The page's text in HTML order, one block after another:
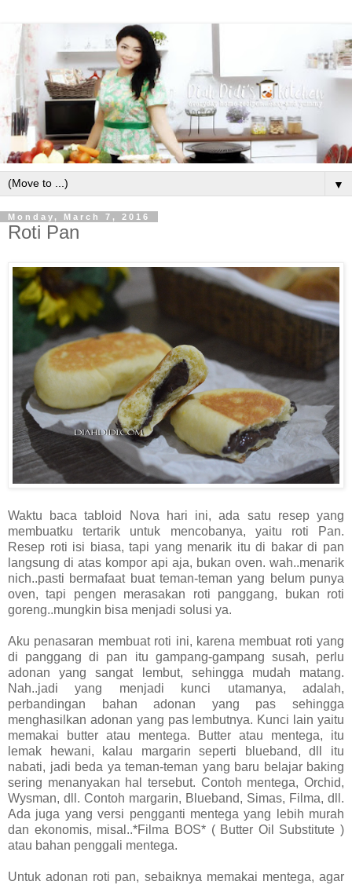
▼
Monday, March 7, 2016
Roti Pan
Waktu baca tabloid Nova hari ini, ada satu resep yang
membuatku tertarik untuk mencobanya, yaitu roti Pan.
Resep roti isi biasa, tapi yang menarik itu di bakar di pan
langsung di atas kompor api aja, bukan oven. wah..menarik
nich..pasti bermafaat buat teman-teman yang belum punya
oven, tapi pengen merasakan roti panggang, bukan roti
goreng..mungkin bisa menjadi solusi ya.
Aku penasaran membuat roti ini, karena membuat roti yang
di panggang di pan itu gampang-gampang susah, perlu
adonan yang sangat lembut, sehingga mudah matang.
Nah..jadi yang menjadi kunci utamanya, adalah,
perbandingan bahan adonan yang pas sehingga
menghasilkan adonan yang pas lembutnya. Kunci lain yaitu
memakai butter atau mentega. Butter atau mentega, itu
lemak hewani, kalau margarin seperti blueband, dll itu
nabati, jadi beda ya teman-teman yang baru belajar baking
sering menanyakan hal tersebut. Contoh mentega, Orchid,
Wysman, dll. Contoh margarin, Blueband, Simas, Filma, dll.
Ada juga yang versi pengganti mentega yang lebih murah
dan ekonomis, misal..*Filma BOS* ( Butter Oil Substitute )
atau bahan penggali mentega.
Untuk adonan roti pan, sebaiknya memakai mentega, agar